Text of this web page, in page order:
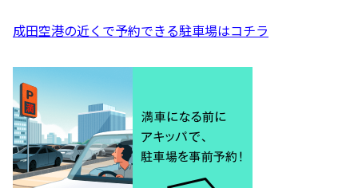
成田空港の近くで予約できる駐車場はコチラ